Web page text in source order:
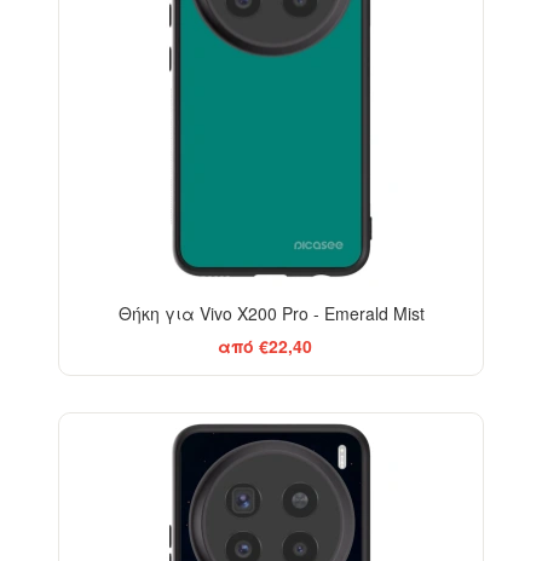
Θήκη για Vivo X200 Pro - Emerald Mist
από €22,40